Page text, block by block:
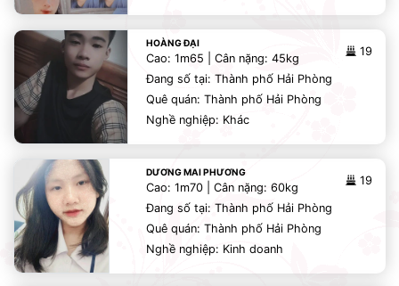
HOÀNG ĐẠI
19
Cao: 1m65 | Cân nặng: 45kg
Đang số tại: Thành phố Hải Phòng
Quê quán: Thành phố Hải Phòng
Nghề nghiệp: Khác
DƯƠNG MAI PHƯƠNG
19
Cao: 1m70 | Cân nặng: 60kg
Đang số tại: Thành phố Hải Phòng
Quê quán: Thành phố Hải Phòng
Nghề nghiệp: Kinh doanh